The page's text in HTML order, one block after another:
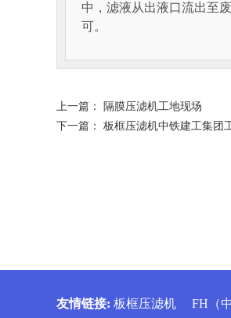
上一篇：
隔膜压滤机工地现场
下一篇： 板框压滤机中铁建工集团
中，滤液从出液口流出至
可。
友情链接: 板框压滤机 FH（